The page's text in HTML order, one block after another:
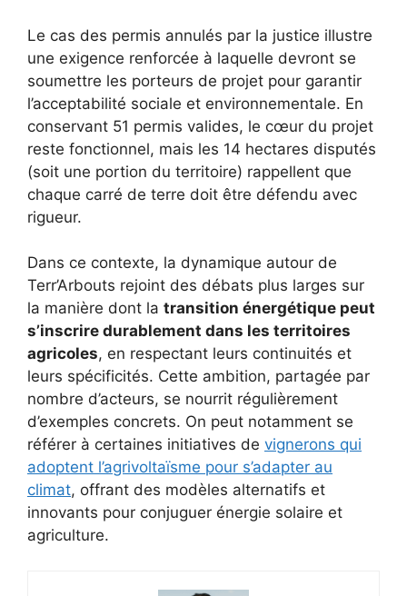
Le cas des permis annulés par la justice illustre
une exigence renforcée à laquelle devront se
soumettre les porteurs de projet pour garantir
l’acceptabilité sociale et environnementale. En
conservant 51 permis valides, le cœur du projet
reste fonctionnel, mais les 14 hectares disputés
(soit une portion du territoire) rappellent que
chaque carré de terre doit être défendu avec
rigueur.
Dans ce contexte, la dynamique autour de
Terr’Arbouts rejoint des débats plus larges sur
la manière dont la transition énergétique peut
s’inscrire durablement dans les territoires
agricoles, en respectant leurs continuités et
leurs spécificités. Cette ambition, partagée par
nombre d’acteurs, se nourrit régulièrement
d’exemples concrets. On peut notamment se
référer à certaines initiatives de vignerons qui
adoptent l’agrivoltaïsme pour s’adapter au
climat, offrant des modèles alternatifs et
innovants pour conjuguer énergie solaire et
agriculture.